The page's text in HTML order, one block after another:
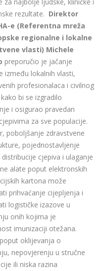
rezultate. Direktor
e (Referentna mreža
regionalne i lokalne
vlasti) Michele
preporučio je jačanje
između lokalnih vlasti,
profesionalaca i civilnog
bi se izgradilo
i osigurao pravedan
za sve populacije.
poboljšanje zdravstvene
pojednostavljenje
distribucije cjepiva i ulaganje
alate poput elektronskih
kartona može
prihvaćanje cijepljenja i
logističke izazove u
onih kojima je
imunizaciji otežana.
oklijevanja o
nepovjerenju u stručne
ili niska razina